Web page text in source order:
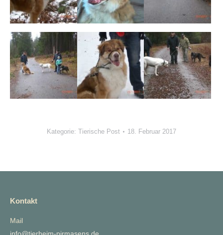
Kategorie: Tierische Post 18. Februar 2017
Kontakt
Mail